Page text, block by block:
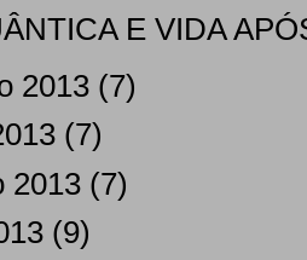
E VIDA
2013 (7)
(7)
2013 (7)
(9)